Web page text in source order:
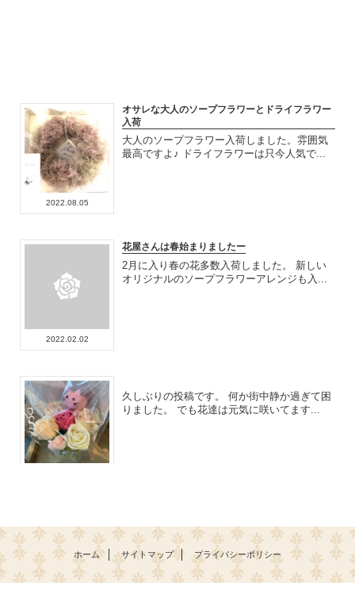
2022.08.05
オサレな大人のソープフラワーとドライフラワー
入荷
大人のソープフラワー入荷しました。雰囲気
最高ですよ♪ ドライフラワーは只今人気で...
2022.02.02
花屋さんは春始まりましたー
2月に入り春の花多数入荷しました。 新しい
オリジナルのソープフラワーアレンジも入...
久しぶりの投稿です。 何か街中静か過ぎて困
りました。 でも花達は元気に咲いてます...
紫陽花やブーゲンビリア入荷してますよー 季
節の先取りの花々いかがでしょうか。
ホーム サイトマップ プライバシーポリシー